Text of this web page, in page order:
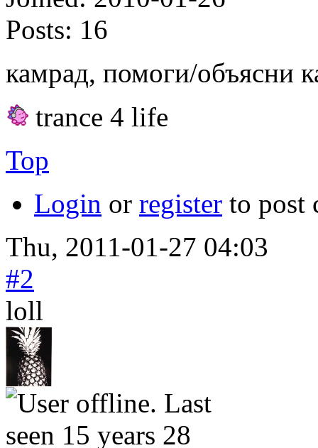
Posts: 16
камрад, помоги/объясни
trance 4 life
Top
Login or register to post
Thu, 2011-01-27 04:03
#2
loll